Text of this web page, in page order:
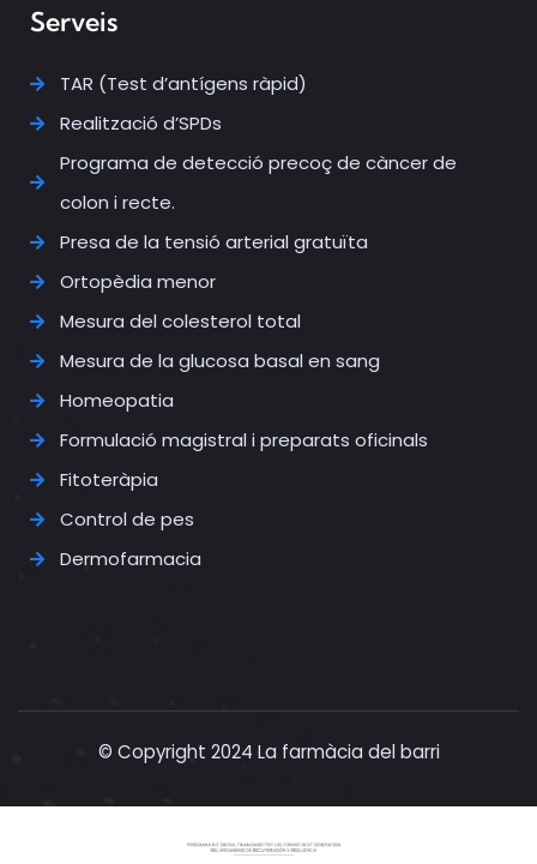
Serveis
TAR (Test d’antígens ràpid)
Realització d’SPDs
Programa de detecció precoç de càncer de
colon i recte.
Presa de la tensió arterial gratuïta
Ortopèdia menor
Mesura del colesterol total
Mesura de la glucosa basal en sang
Homeopatia
Formulació magistral i preparats oficinals
Fitoteràpia
Control de pes
Dermofarmacia
© Copyright 2024 La farmàcia del barri